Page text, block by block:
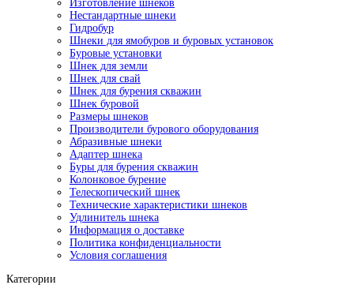
Изготовление шнеков
Нестандартные шнеки
Гидробур
Шнеки для ямобуров и буровых установок
Буровые установки
Шнек для земли
Шнек для свай
Шнек для бурения скважин
Шнек буровой
Размеры шнеков
Производители бурового оборудования
Абразивные шнеки
Адаптер шнека
Буры для бурения скважин
Колонковое бурение
Телескопический шнек
Технические характеристики шнеков
Удлинитель шнека
Информация о доставке
Политика конфиденциальности
Условия соглашения
Категории